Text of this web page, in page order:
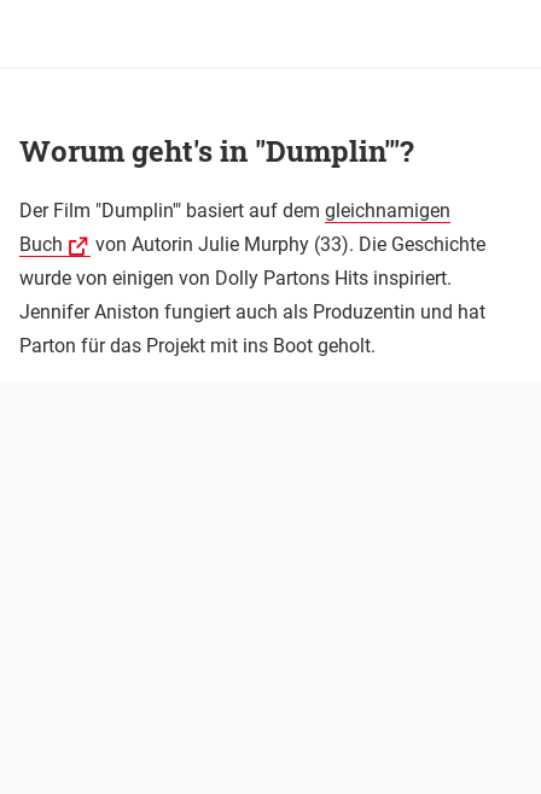
Worum geht's in "Dumplin'"?
Der Film "Dumplin'" basiert auf dem gleichnamigen
Buch
von Autorin Julie Murphy (33). Die Geschichte
wurde von einigen von Dolly Partons Hits inspiriert.
Jennifer Aniston fungiert auch als Produzentin und hat
Parton für das Projekt mit ins Boot geholt.